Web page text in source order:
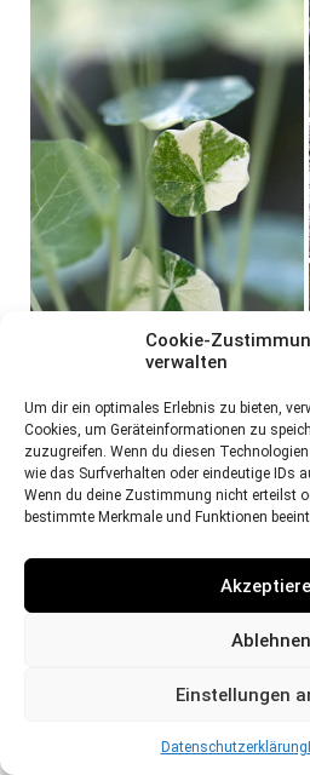
Cookie-
verwalten
Um dir ein optimales Erlebnis zu bieten,
Cookies, um Geräteinformationen zu
zuzugreifen. Wenn du diesen
wie das Surfverhalten oder eindeutige IDs
Wenn du deine Zustimmung nicht erteilst
bestimmte Merkmale und Funktionen
Ablehnen
Einstellungen
Datenschutzerklärung